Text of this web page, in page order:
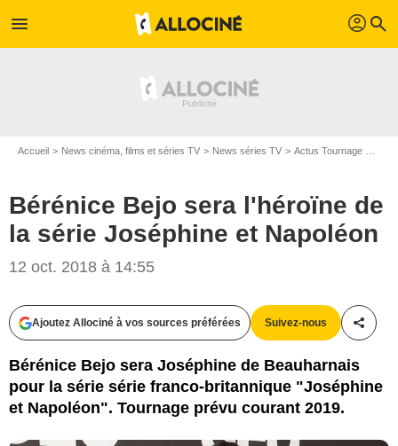
menu profil search
Accueil News cinéma, films et séries TV News séries TV Actus Tournage Séries TV
Bérénice Bejo sera l'héroïne de
la série Joséphine et Napoléon
12 oct. 2018 à 14:55
Ajoutez Allociné à vos sources préférées Suivez-nous
Bérénice Bejo sera Joséphine de Beauharnais
pour la série série franco-britannique "Joséphine
et Napoléon". Tournage prévu courant 2019.